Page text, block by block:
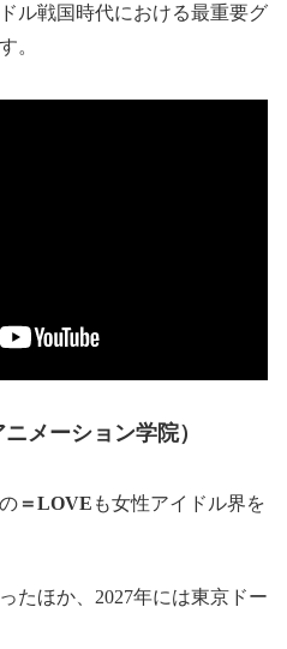
ル戦国時代における最重要グ
。
メーション学院）
＝LOVE も女性アイドル界を
たほか、2027年には東京ドー